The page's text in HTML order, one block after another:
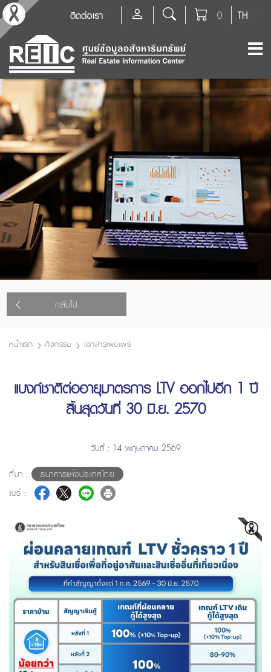
TH
0
ติดต่อเรา
กลับไป
หน้าแรก กิจกรรม เอกสารเผยแพร่
แบงก์ชาติต่ออายุมาตรการ LTV ออกไปอีก 1 ปี
สิ้นสุดวันที่ 30 มิ.ย. 2570
วันที่ : 14 พฤษภาคม 2569
ที่มา :
ธนาคารแห่งประเทศไทย
แชร์ :